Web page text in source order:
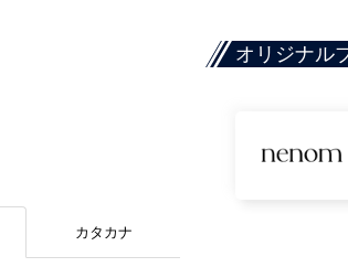
カタカナ
オリジナル